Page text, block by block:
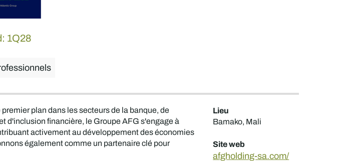
1Q28
plan dans les secteurs de la banque, de
d'inclusion financière, le Groupe AFG s'engage à
activement au développement des économies
également comme un partenaire clé pour
Lieu
Bamako, Mali
Site web
afgholding-sa.com/